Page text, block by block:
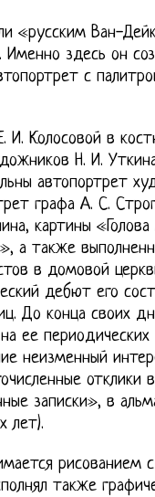
«русским Ван-
Именно здесь он
с
И. Колосовой в
Н. И.
автопортрет
графа А. С.
картины «Голова
а также
в домовой
дебют его
До конца своих
ее периодических
неизменный
отклики
записки», в
лет).
рисованием
также